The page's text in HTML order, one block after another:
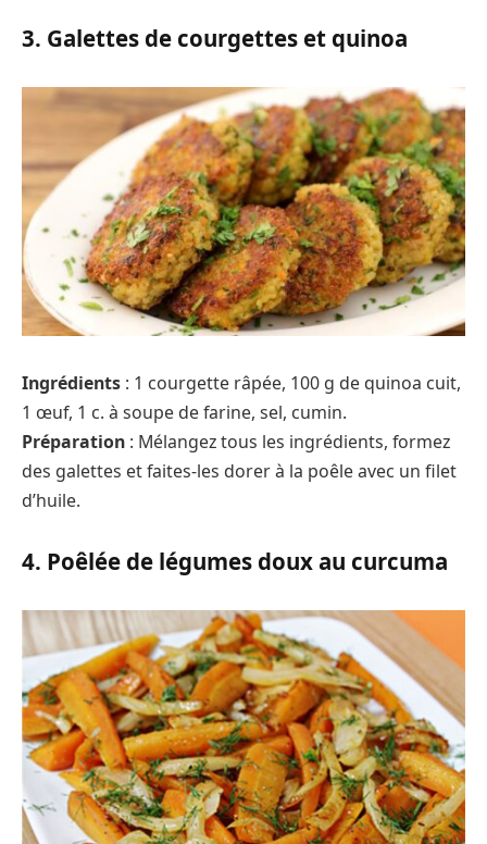
3. Galettes de courgettes et quinoa
Ingrédients : 1 courgette râpée, 100 g de quinoa cuit,
1 œuf, 1 c. à soupe de farine, sel, cumin.
Préparation : Mélangez tous les ingrédients, formez
des galettes et faites-les dorer à la poêle avec un filet
d’huile.
4. Poêlée de légumes doux au curcuma